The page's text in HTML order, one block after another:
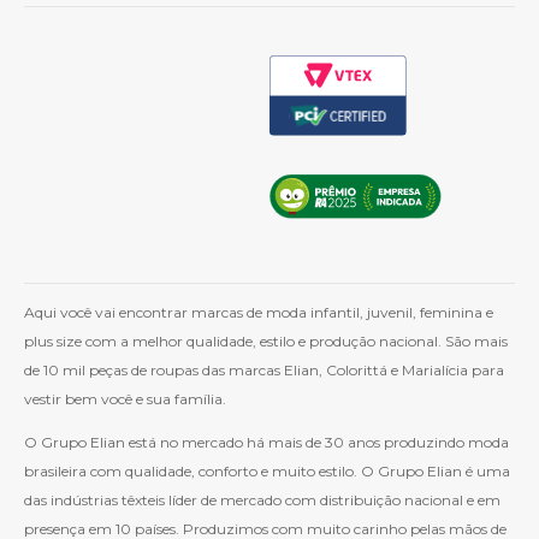
Aqui você vai encontrar marcas de moda infantil, juvenil, feminina e
plus size com a melhor qualidade, estilo e produção nacional. São mais
de 10 mil peças de roupas das marcas Elian, Colorittá e Marialícia para
vestir bem você e sua família.
O Grupo Elian está no mercado há mais de 30 anos produzindo moda
brasileira com qualidade, conforto e muito estilo. O Grupo Elian é uma
das indústrias têxteis líder de mercado com distribuição nacional e em
presença em 10 países. Produzimos com muito carinho pelas mãos de